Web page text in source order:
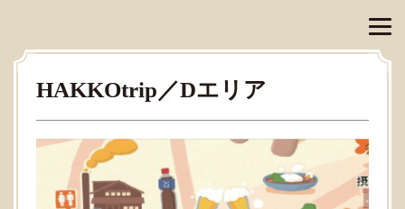
HAKKOtrip／Dエリア